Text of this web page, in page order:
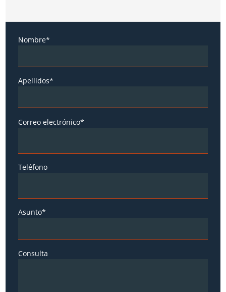
Nombre*
Apellidos*
Correo electrónico*
Teléfono
Asunto*
Consulta